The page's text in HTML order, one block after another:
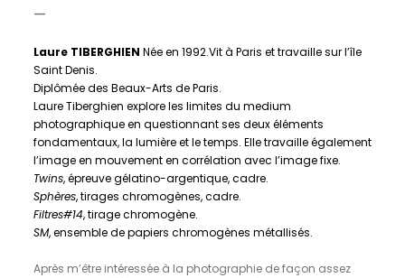
—
Laure TIBERGHIEN Née en 1992.Vit à Paris et travaille sur l’île
Saint Denis.
Diplômée des Beaux-Arts de Paris.
Laure Tiberghien explore les limites du medium
photographique en questionnant ses deux éléments
fondamentaux, la lumière et le temps. Elle travaille également
l’image en mouvement en corrélation avec l’image fixe.
Twins, épreuve gélatino-argentique, cadre.
Sphères, tirages chromogènes, cadre.
Filtres#14, tirage chromogène.
SM, ensemble de papiers chromogènes métallisés.
Après m’être intéressée à la photographie de façon assez